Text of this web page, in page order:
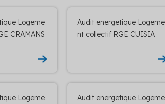
Logeme
CRAMANS
Audit energetique Logeme
nt collectif RGE CUISIA
Logeme
Audit energetique Logeme